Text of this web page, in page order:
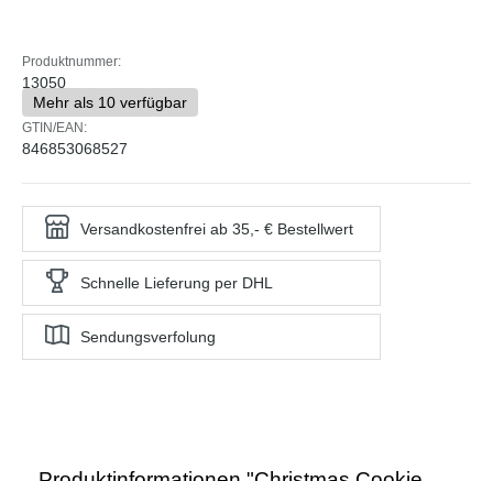
Produktnummer:
13050
Mehr als 10 verfügbar
GTIN/EAN:
846853068527
Versandkostenfrei ab 35,- € Bestellwert
Schnelle Lieferung per DHL
Sendungsverfolung